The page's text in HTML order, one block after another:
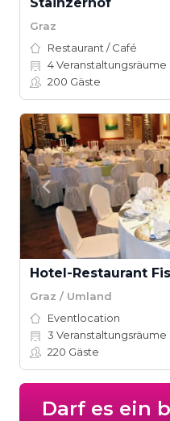
Graz
Restaurant / Café
4Veranstaltungsräume
200 Gäste
Hotel-Restaurant
Graz / Umland
Eventlocation
3 Veranstaltungsräume
220 Gäste
Darf es ein